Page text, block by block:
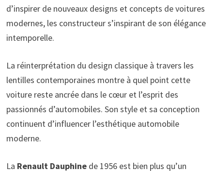
d’inspirer de nouveaux designs et concepts de voitures
modernes, les constructeur s’inspirant de son élégance
intemporelle.
La réinterprétation du design classique à travers les
lentilles contemporaines montre à quel point cette
voiture reste ancrée dans le cœur et l’esprit des
passionnés d’automobiles. Son style et sa conception
continuent d’influencer l’esthétique automobile
moderne.
La Renault Dauphinede 1956 est bien plus qu’un